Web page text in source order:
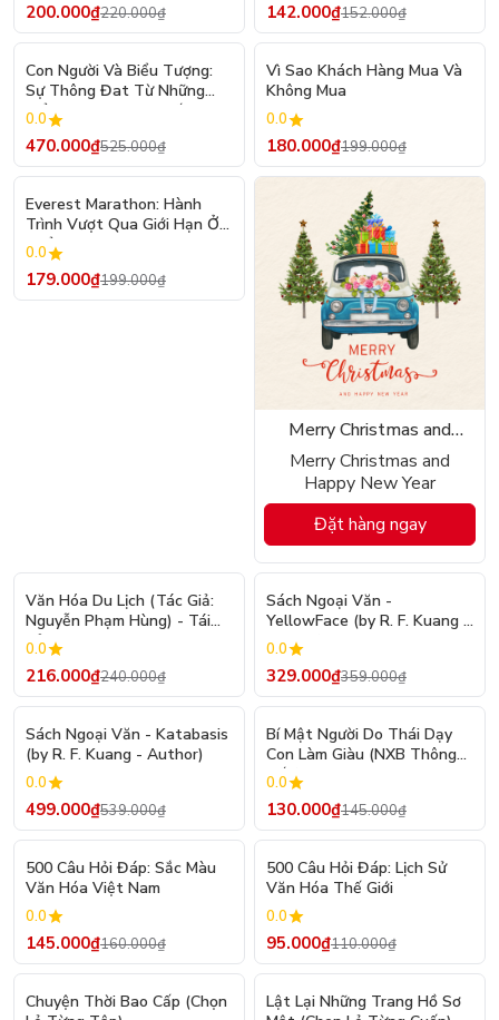
200.000₫220.000₫ 142.000₫152.000₫
- 10%
Con Người Và Biểu Tượng:
Sự Thông Đat Từ Những
Biểu Tượng Trong Giấc Mơ -
Bìa Cứng (Tái Bản 2026)
0.0
470.000₫525.000₫
- 10%
Vì Sao Khách Hàng Mua Và
Không Mua
0.0
180.000₫199.000₫
- 10%
Everest Marathon: Hành
Trình Vượt Qua Giới Hạn Ở
Tuổi 52
0.0
179.000₫199.000₫
Merry Christmas and
Happy New Year
Merry Christmas and
Happy New Year
Đặt hàng ngay
- 10%
Văn Hóa Du Lịch (Tác Giả:
Nguyễn Phạm Hùng) - Tái
Bản
0.0
216.000₫240.000₫
Sách Ngoại Văn -
YellowFace (by R. F. Kuang -
Author)
0.0
329.000₫359.000₫
- 7%
Sách Ngoại Văn - Katabasis
(by R. F. Kuang - Author)
0.0
499.000₫539.000₫
- 10%
Bí Mật Người Do Thái Dạy
Con Làm Giàu (NXB Thông
Tấn)
0.0
130.000₫145.000₫
- 9%
500 Câu Hỏi Đáp: Sắc Màu
Văn Hóa Việt Nam
0.0
145.000₫160.000₫
- 14%
500 Câu Hỏi Đáp: Lịch Sử
Văn Hóa Thế Giới
0.0
95.000₫110.000₫
Chuyện Thời Bao Cấp (Chọn
Lật Lại Những Trang Hồ Sơ